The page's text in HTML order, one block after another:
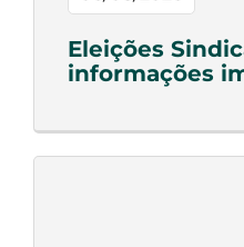
Eleições
informações